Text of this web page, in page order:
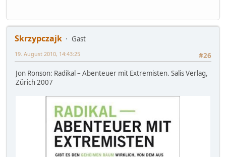
Skrzypczajk
Gast
#26
19. August 2010, 14:43:25
Jon Ronson: Radikal – Abenteuer mit Extremisten. Salis Verlag,
Zürich 2007